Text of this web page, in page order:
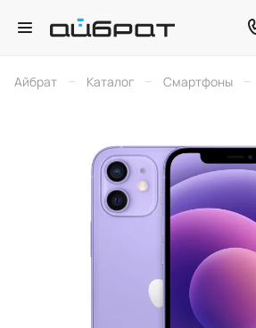
Айбрат – Каталог – Смартфоны –